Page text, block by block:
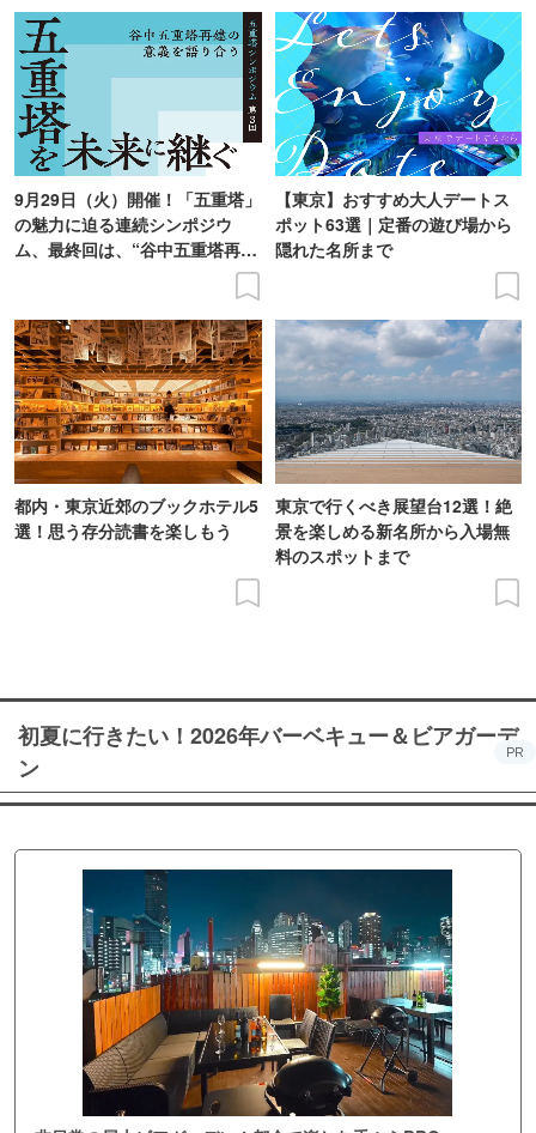
9月29日（火）開催！「五重塔」
の魅力に迫る連続シンポジウ
ム、最終回は、“谷中五重塔再建
【東京】おすすめ大人デートス
ポット63選｜定番の遊び場から
隠れた名所まで
都内・東京近郊のブックホテル5
選！思う存分読書を楽しもう
東京で行くべき展望台12選！絶
景を楽しめる新名所から入場無
料のスポットまで
初夏に行きたい！2026年バーベキュー＆ビアガーデ
ン
PR